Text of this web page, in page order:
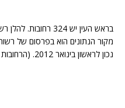
בראש העין יש 324
מקור הנתונים הוא בפרסום של
נכון לראשון בינואר 2012. (הרחובות מוצגים בסדר אלפביתי יורד)